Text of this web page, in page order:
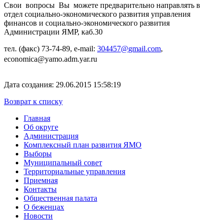
Свои вопросы Вы можете предварительно направлять в
отдел социально-экономического развития управления
финансов и социально-экономического развития
Администрации ЯМР, каб.30
тел. (факс) 73-74-89, e-mail: 304457@gmail.com,
economica@yamo.adm.yar.ru
Дата создания: 29.06.2015 15:58:19
Возврат к списку
Главная
Об округе
Администрация
Комплексный план развития ЯМО
Выборы
Муниципальный совет
Территориальные управления
Приемная
Контакты
Общественная палата
О беженцах
Новости